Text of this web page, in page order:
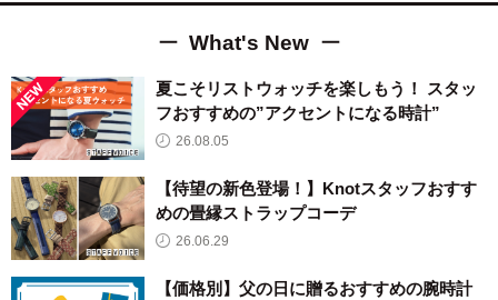
What's New
夏こそリストウォッチを楽しもう！ スタッ
フおすすめの”アクセントになる時計”
26.08.05
【待望の新色登場！】Knotスタッフおすす
めの畳縁ストラップコーデ
26.06.29
【価格別】父の日に贈るおすすめの腕時計